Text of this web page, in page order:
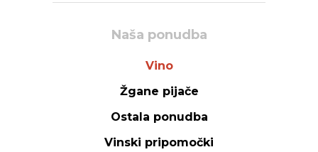
Naša ponudba
Vino
Žgane pijače
Ostala ponudba
Vinski pripomočki